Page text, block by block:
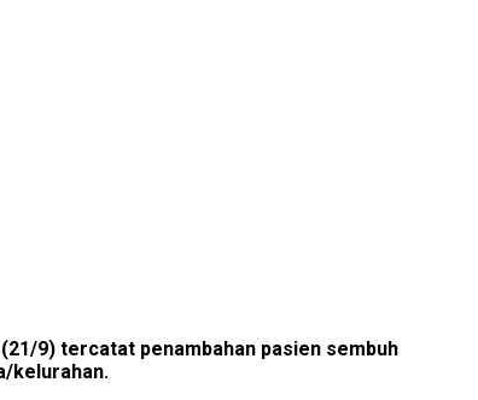
9) tercatat penambahan pasien sembuh
kelurahan.